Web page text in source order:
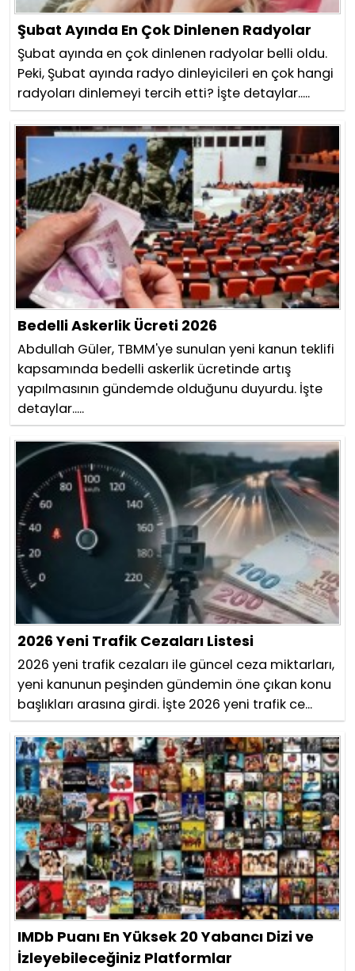
Şubat Ayında En Çok Dinlenen Radyolar
Şubat ayında en çok dinlenen radyolar belli oldu.
Peki, Şubat ayında radyo dinleyicileri en çok hangi
radyoları dinlemeyi tercih etti? İşte detaylar.....
Bedelli Askerlik Ücreti 2026
Abdullah Güler, TBMM'ye sunulan yeni kanun teklifi
kapsamında bedelli askerlik ücretinde artış
yapılmasının gündemde olduğunu duyurdu. İşte
detaylar.....
2026 Yeni Trafik Cezaları Listesi
2026 yeni trafik cezaları ile güncel ceza miktarları,
yeni kanunun peşinden gündemin öne çıkan konu
başlıkları arasına girdi. İşte 2026 yeni trafik ce...
IMDb Puanı En Yüksek 20 Yabancı Dizi ve
İzleyebileceğiniz Platformlar